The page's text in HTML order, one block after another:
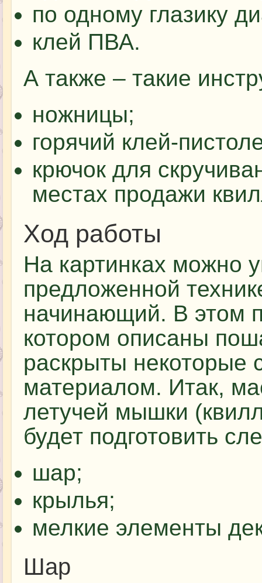
по одному глазику
клей ПВА.
А также – такие
ножницы;
горячий клей-
крючок для
местах продажи
Ход работы
На картинках можно
предложенной
начинающий. В этом
котором описаны
раскрыты некоторые
материалом. Итак,
летучей мышки
будет подготовить
шар;
крылья;
мелкие элементы
Шар